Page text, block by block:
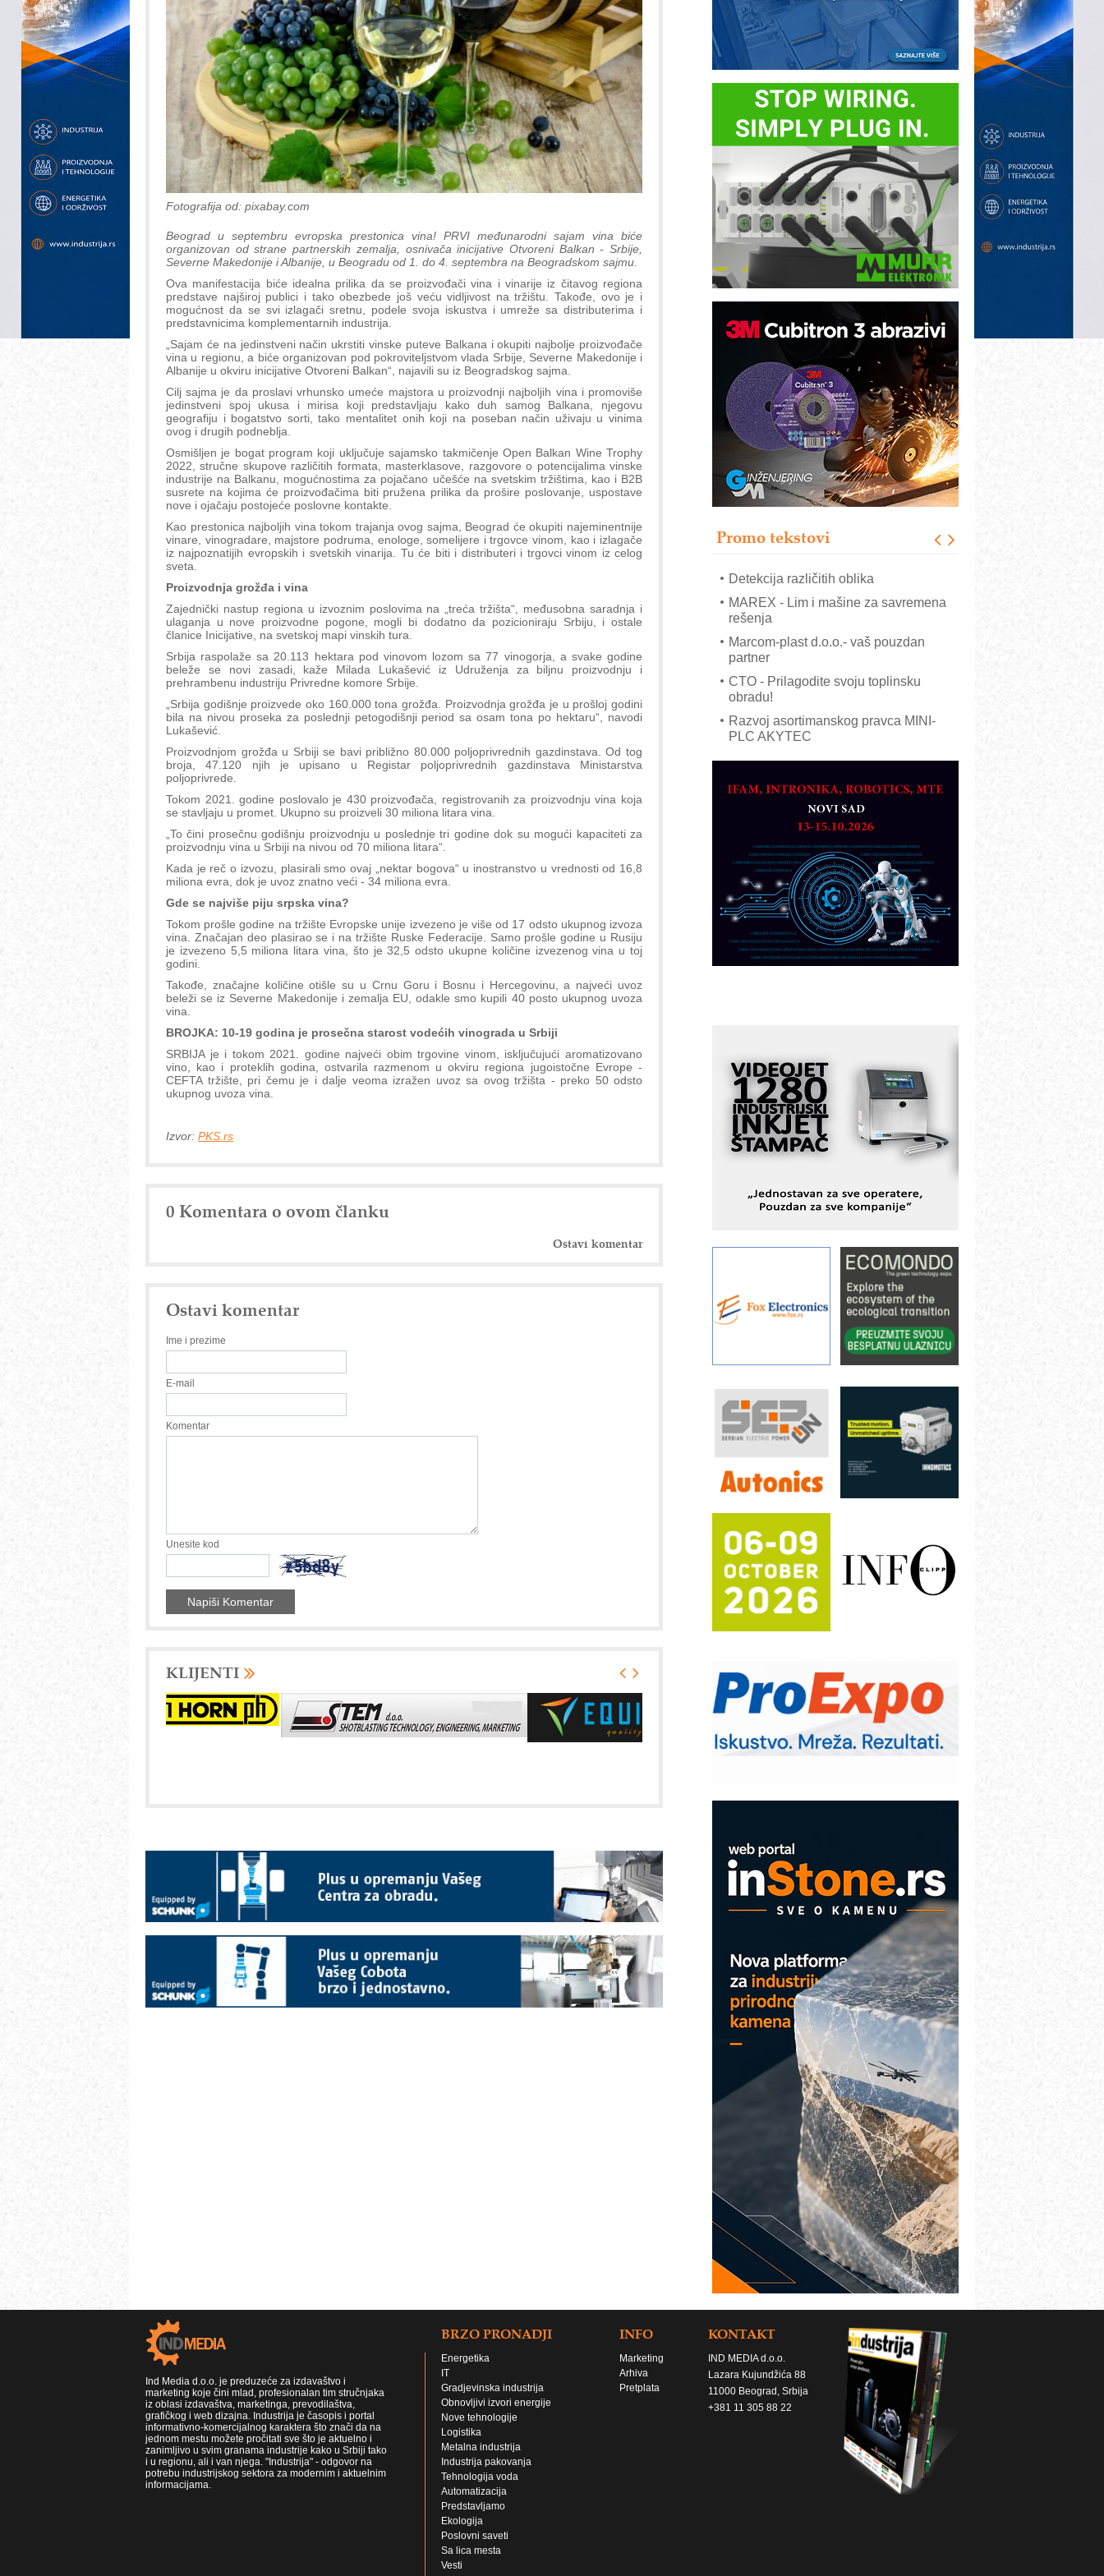
Fotografija od: pixabay.com
Beograd u septembru evropska prestonica vina! PRVI međunarodni sajam vina biće
organizovan od strane partnerskih zemalja, osnivača inicijative Otvoreni Balkan - Srbije,
Severne Makedonije i Albanije, u Beogradu od 1. do 4. septembra na Beogradskom sajmu.
Ova manifestacija biće idealna prilika da se proizvođači vina i vinarije iz čitavog regiona
predstave najširoj publici i tako obezbede još veću vidljivost na tržištu. Takođe, ovo je i
mogućnost da se svi izlagači sretnu, podele svoja iskustva i umreže sa distributerima i
predstavnicima komplementarnih industrija.
„Sajam će na jedinstveni način ukrstiti vinske puteve Balkana i okupiti najbolje proizvođače
vina u regionu, a biće organizovan pod pokroviteljstvom vlada Srbije, Severne Makedonije i
Albanije u okviru inicijative Otvoreni Balkan“, najavili su iz Beogradskog sajma.
Cilj sajma je da proslavi vrhunsko umeće majstora u proizvodnji najboljih vina i promoviše
jedinstveni spoj ukusa i mirisa koji predstavljaju kako duh samog Balkana, njegovu
geografiju i bogatstvo sorti, tako mentalitet onih koji na poseban način uživaju u vinima
ovog i drugih podneblja.
Osmišljen je bogat program koji uključuje sajamsko takmičenje Open Balkan Wine Trophy
2022, stručne skupove različitih formata, masterklasove, razgovore o potencijalima vinske
industrije na Balkanu, mogućnostima za pojačano učešće na svetskim tržištima, kao i B2B
susrete na kojima će proizvođačima biti pružena prilika da prošire poslovanje, uspostave
nove i ojačaju postojeće poslovne kontakte.
Kao prestonica najboljih vina tokom trajanja ovog sajma, Beograd će okupiti najeminentnije
vinare, vinogradare, majstore podruma, enologe, somelijere i trgovce vinom, kao i izlagače
iz najpoznatijih evropskih i svetskih vinarija. Tu će biti i distributeri i trgovci vinom iz celog
sveta.
Proizvodnja grožđa i vina
Zajednički nastup regiona u izvoznim poslovima na „treća tržišta“, međusobna saradnja i
ulaganja u nove proizvodne pogone, mogli bi dodatno da pozicioniraju Srbiju, i ostale
članice Inicijative, na svetskoj mapi vinskih tura.
Srbija raspolaže sa 20.113 hektara pod vinovom lozom sa 77 vinogorja, a svake godine
beleže se novi zasadi, kaže Milada Lukašević iz Udruženja za biljnu proizvodnju i
prehrambenu industriju Privredne komore Srbije.
„Srbija godišnje proizvede oko 160.000 tona grožđa. Proizvodnja grožđa je u prošloj godini
bila na nivou proseka za poslednji petogodišnji period sa osam tona po hektaru“, navodi
Lukašević.
Proizvodnjom grožđa u Srbiji se bavi približno 80.000 poljoprivrednih gazdinstava. Od tog
broja, 47.120 njih je upisano u Registar poljoprivrednih gazdinstava Ministarstva
poljoprivrede.
Tokom 2021. godine poslovalo je 430 proizvođača, registrovanih za proizvodnju vina koja
se stavljaju u promet. Ukupno su proizveli 30 miliona litara vina.
„To čini prosečnu godišnju proizvodnju u poslednje tri godine dok su mogući kapaciteti za
proizvodnju vina u Srbiji na nivou od 70 miliona litara“.
Kada je reč o izvozu, plasirali smo ovaj „nektar bogova“ u inostranstvo u vrednosti od 16,8
miliona evra, dok je uvoz znatno veći - 34 miliona evra.
Gde se najviše piju srpska vina?
Tokom prošle godine na tržište Evropske unije izvezeno je više od 17 odsto ukupnog izvoza
vina. Značajan deo plasirao se i na tržište Ruske Federacije. Samo prošle godine u Rusiju
je izvezeno 5,5 miliona litara vina, što je 32,5 odsto ukupne količine izvezenog vina u toj
godini.
Takođe, značajne količine otišle su u Crnu Goru i Bosnu i Hercegovinu, a najveći uvoz
beleži se iz Severne Makedonije i zemalja EU, odakle smo kupili 40 posto ukupnog uvoza
vina.
BROJKA: 10-19 godina je prosečna starost vodećih vinograda u Srbiji
SRBIJA je i tokom 2021. godine najveći obim trgovine vinom, isključujući aromatizovano
vino, kao i proteklih godina, ostvarila razmenom u okviru regiona jugoistočne Evrope -
CEFTA tržište, pri čemu je i dalje veoma izražen uvoz sa ovog tržišta - preko 50 odsto
ukupnog uvoza vina.
Izvor: PKS.rs
0 Komentara o ovom članku
Ostavi komentar
Ostavi komentar
Ime i prezime
E-mail
Komentar
Unesite kod
KLIJENTI
Promo tekstovi
IB BLUMENAUER - više od 40 godina
poverenja u industriji
COMBYPACK
RMQ-TITAN ADVANCED INDICATOR
– Pametna signalizacija za efikasnije
upravljanje mašinama
Sigurnije ispitivanje transformatora u
solarnim elektranama i vetroparkovima
Pranje točkova na gradilištu- standard
ROSA i SCHUNK podižu proizvodnju
Detekcija različitih oblika
MAREX - Lim i mašine za savremena
rešenja
Marcom-plast d.o.o.- vaš pouzdan
partner
CTO - Prilagodite svoju toplinsku
obradu!
Razvoj asortimanskog pravca MINI-
PLC AKYTEC
AUKOM: Svetski standard metrologije
MOTOMAN – NEXT-Robotika vođena
veštačkom inteligencijom
industrijsku automatizaciju
pionirskimmobile operator PANEL-OM
Fleksibilno stezanje i brzo
podešavanje u proizvodnji prototipova
KIP KOP – napredna rešenja za
savremene industrijske i logističke
objekte
kontrole kvaliteta
STAUFF – Komponente koje
povećavaju pouzdanost hidrauličkih
sistema
YAMADA pumpe – japanska
pouzdanost u transferu fluida
rešenja za filtraciju u hidrauličkim i
procesnim sistemima
industrije i biznisa
RILINEX kompanije Rittal
FANUC: Najbolje za vašu pametnu
automatizaciju
Efikasno upravljanje energijom
Automatizacija pakovanja · Display
Proizvodnja iC7 Hybrid 1500 VDC
mrežnog pretvarača sa tečnim
hlađenjem
Potpuna efikasnost bez složenih
sistema
Trajna oznaka kao dugoročna korist
Bezbednost na prvom mestu!
IB BLUMENAUER - više od 40 godina
poverenja u industriji
COMBYPACK
RMQ-TITAN ADVANCED INDICATOR
upravljanje mašinama
solarnim elektranama i vetroparkovima
Pranje točkova na gradilištu- standard
modernog i odgovornog građenja
ROSA i SCHUNK podižu proizvodnju
na viši nivo
MAREX - Lim i mašine za savremena
Marcom-plast d.o.o.- vaš pouzdan
partner
CTO - Prilagodite svoju toplinsku
obradu!
Ind Media d.o.o. je preduzeće za izdavaštvo i
marketing koje čini mlad, profesionalan tim stručnjaka
iz oblasi izdavaštva, marketinga, prevodilaštva,
grafičkog i web dizajna. Industrija je časopis i portal
informativno-komercijalnog karaktera što znači da na
jednom mestu možete pročitati sve što je aktuelno i
zanimljivo u svim granama industrije kako u Srbiji tako
i u regionu, ali i van njega. "Industrija" - odgovor na
potrebu industrijskog sektora za modernim i aktuelnim
informacijama.
BRZO PRONADJI
Energetika
IT
Gradjevinska industrija
Obnovljivi izvori energije
Nove tehnologije
Logistika
Metalna industrija
Industrija pakovanja
Tehnologija voda
Automatizacija
Predstavljamo
Ekologija
Poslovni saveti
Sa lica mesta
Vesti
INFO
Marketing
Arhiva
Pretplata
KONTAKT
IND MEDIA d.o.o.
Lazara Kujundžića 88
11000 Beograd, Srbija
+381 11 305 88 22